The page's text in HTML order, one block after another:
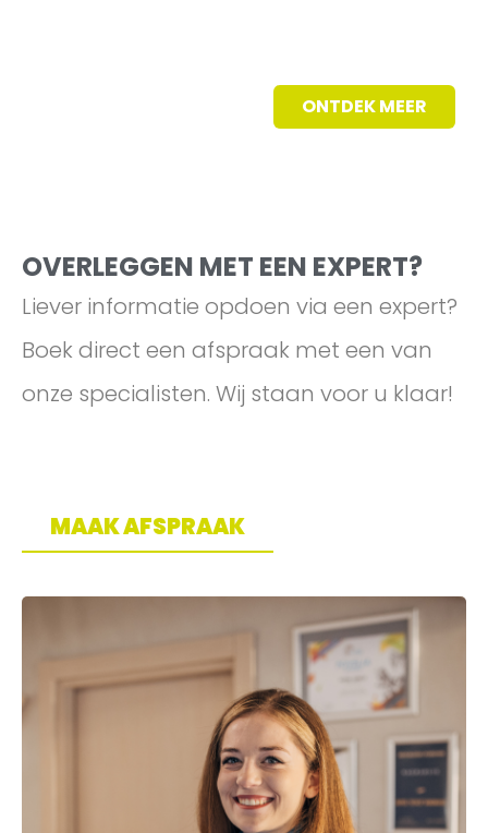
ONTDEK MEER
OVERLEGGEN MET EEN EXPERT?
Liever informatie opdoen via een expert?
Boek direct een afspraak met een van
onze specialisten. Wij staan voor u klaar!
MAAK AFSPRAAK